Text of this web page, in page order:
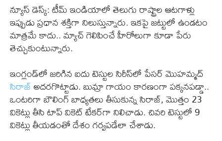
న్యూస్ డెస్క్: టీమ్ ఇండియాలో తెలుగు రాష్ట్రాల ఆటగాళ్లు
ఇప్పుడు ప్రధాన శక్తిగా నిలుస్తున్నారు. ఇకపై జట్టులో ఉండటం
మాత్రమే కాదు.. మ్యాచ్ గెలిపించే హీరోలుగా కూడా పేరు
తెచ్చుకుంటున్నారు.
ఇంగ్లండ్‌లో జరిగిన ఐదు టెస్టుల సిరీస్‌లో పేసర్ మొహమ్మద్
సిరాజ్అదరగొట్టాడు. బుమ్రా గాయం కారణంగా పక్కనపడ్డా..
ఒంటరిగా బౌలింగ్ బాధ్యతలు తీసుకున్న సిరాజ్, మొత్తం 23
వికెట్లు తీసి టాప్ వికెట్ టేకర్‌గా నిలిచాడు. చివరి టెస్టులో 9
వికెట్లు తీయడంతో దేశం గర్వపడేలా చేశాడు.